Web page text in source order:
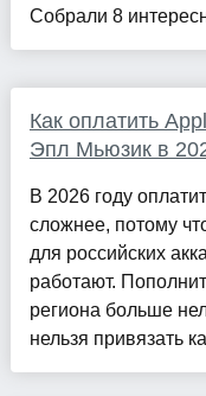
Собрали 8
Как оплатить
Эпл Мьюзик в
В 2026 году
сложнее, потому
для российских
работают.
региона больше
нельзя привязать